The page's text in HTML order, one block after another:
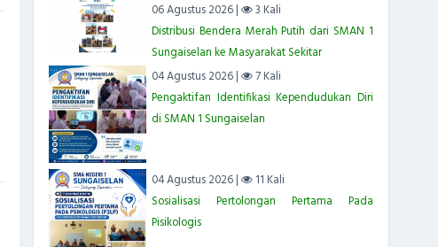
06 Agustus 2026 |
3 Kali
Distribusi Bendera Merah Putih dari SMAN 1
Sungaiselan ke Masyarakat Sekitar
04 Agustus 2026 |
7 Kali
Pengaktifan Identifikasi Kependudukan Diri
di SMAN 1 Sungaiselan
04 Agustus 2026 |
11 Kali
Sosialisasi Pertolongan Pertama Pada
Pisikologis